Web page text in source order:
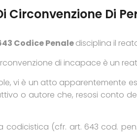
Circonvenzione Di
Codice Penaledisciplina il
di incapace è un
vi è un atto apparentemente
o autore che, resosi conto
codicistica (cfr. art. 643 cod.